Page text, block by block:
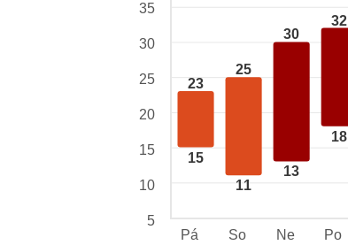
23
15
25
11
30
13
32
18
35
30
25
20
15
10
5
Pá
So Ne Po